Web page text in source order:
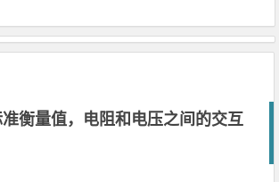
衡量值，电阻和电压之间的交互